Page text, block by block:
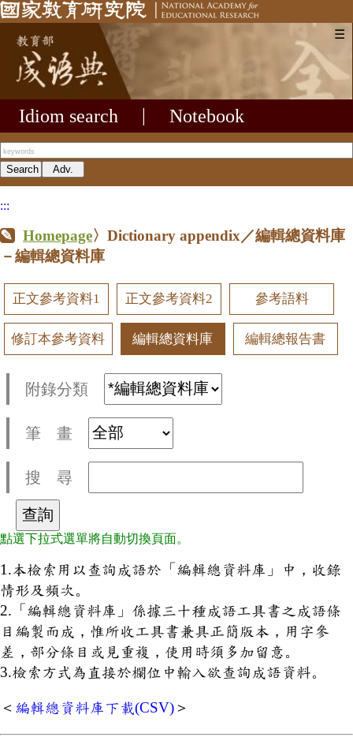
☰
Idiom search Notebook
:::
Homepage〉Dictionary appendix／編輯總資料庫
－編輯總資料庫
正文參考資料1 正文參考資料2 參考語料
修訂本參考資料 編輯總資料庫 編輯總報告書
附錄分類
筆 畫
搜 尋
點選下拉式選單將自動切換頁面。
1.本檢索用以查詢成語於「編輯總資料庫」中，收錄
情形及頻次。
2.「編輯總資料庫」係據三十種成語工具書之成語條
目編製而成，惟所收工具書兼具正簡版本，用字參
差，部分條目或見重複，使用時須多加留意。
3.檢索方式為直接於欄位中輸入欲查詢成語資料。
＜ 編輯總資料庫下載(CSV)＞